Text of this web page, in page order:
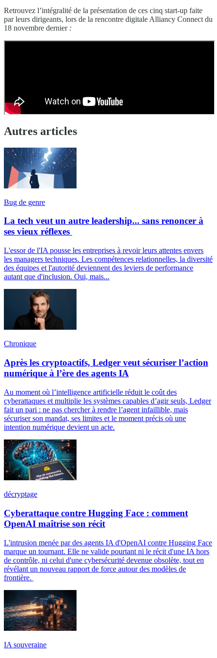
Retrouvez l’intégralité de la présentation de ces cinq start-up faite
par leurs dirigeants, lors de la rencontre digitale Alliancy Connect du
18 novembre dernier :
Autres articles
Bug de genre
La tech veut un autre leadership... sans renoncer à
ses vieux réflexes
L'essor de l'IA pousse les entreprises à revoir leurs attentes envers
les managers techniques. Les compétences relationnelles, la diversité
des équipes et l'autorité deviennent des leviers de performance
autant que d'inclusion. Oui, mais...
Chronique
Après les cryptoactifs, Ledger veut sécuriser l’action
numérique à l’ère des agents IA
Au moment où l’intelligence artificielle réduit le coût des
cyberattaques et multiplie les systèmes capables d’agir seuls, Ledger
fait un pari : ne pas chercher à rendre l’agent infaillible, mais
sécuriser son mandat, ses limites et le moment précis où une
intention numérique devient un acte.
décryptage
Cyberattaque contre Hugging Face : comment
OpenAI maîtrise son récit
L'intrusion menée par des agents IA d'OpenAI contre Hugging Face
marque un tournant. Elle ne valide pourtant ni le récit d'une IA hors
de contrôle, ni celui d'une cybersécurité devenue obsolète, tout en
révélant un nouveau rapport de force autour des modèles de
frontière.
IA souveraine